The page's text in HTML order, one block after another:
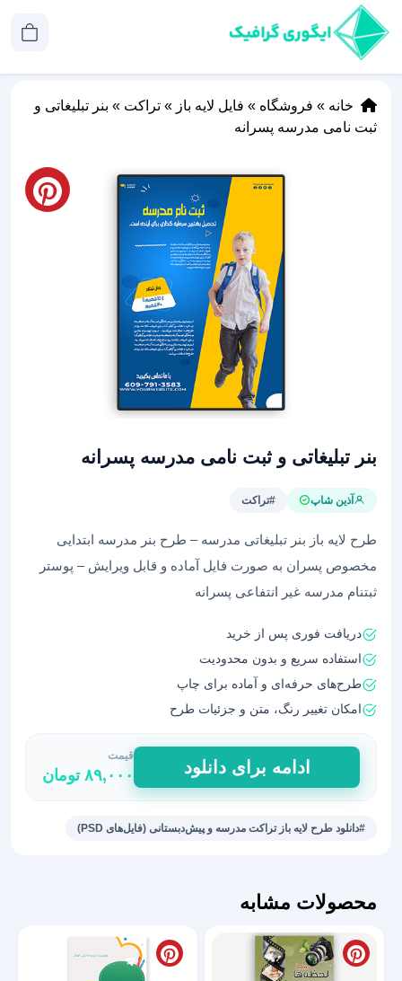
خانه » فروشگاه » فایل لایه باز » تراکت » بنر تبلیغاتی و
ثبت نامی مدرسه پسرانه
بنر تبلیغاتی و ثبت نامی مدرسه پسرانه
آذین شاپ #تراکت
طرح لایه باز بنر تبلیغاتی مدرسه – طرح بنر مدرسه ابتدایی
مخصوص پسران به صورت فایل آماده و قابل ویرایش – پوستر
ثبتنام مدرسه غیر انتفاعی پسرانه
دریافت فوری پس از خرید
استفاده سریع و بدون محدودیت
طرح‌های حرفه‌ای و آماده برای چاپ
امکان تغییر رنگ، متن و جزئیات طرح
بنر
تبلیغاتی
و
ثبت
عدد
ادامه برای دانلود
قیمت
۸۹,۰۰۰ تومان
#دانلود طرح لایه باز تراکت مدرسه و پیش‌دبستانی (فایل‌های PSD)
محصولات مشابه